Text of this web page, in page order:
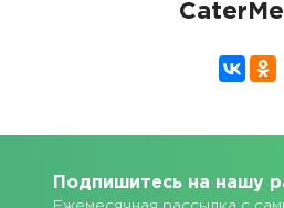
Подпишитесь на нашу